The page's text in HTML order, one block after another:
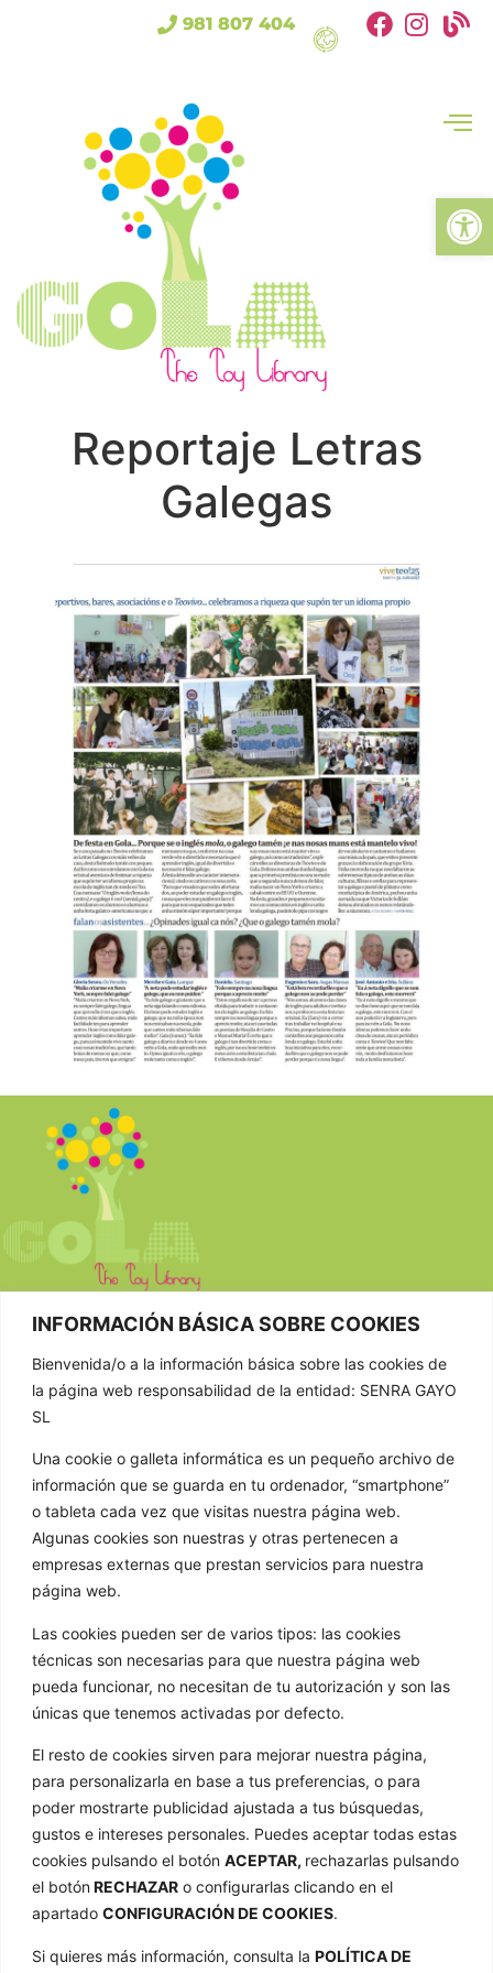
Abrir
INFORMACIÓN BÁSICA SOBRE COOKIES
Bienvenida/o a la información básica sobre las cookies de
la página web responsabilidad de la entidad: SENRA GAYO
SL
Una cookie o galleta informática es un pequeño archivo de
información que se guarda en tu ordenador, “smartphone”
o tableta cada vez que visitas nuestra página web.
Algunas cookies son nuestras y otras pertenecen a
empresas externas que prestan servicios para nuestra
página web.
Las cookies pueden ser de varios tipos: las cookies
técnicas son necesarias para que nuestra página web
pueda funcionar, no necesitan de tu autorización y son las
únicas que tenemos activadas por defecto.
El resto de cookies sirven para mejorar nuestra página,
para personalizarla en base a tus preferencias, o para
poder mostrarte publicidad ajustada a tus búsquedas,
gustos e intereses personales. Puedes aceptar todas estas
cookies pulsando el botón ACEPTAR, rechazarlas pulsando
el botónRECHAZAR o configurarlas clicando en el
apartado CONFIGURACIÓN DE COOKIES.
Si quieres más información, consulta la POLÍTICA DE
981 807 404
Reportaje Letras
Galegas
CONTACTAR
603 652 555
info@golathetoylibrary.com
Trav de Cacheiras 64, Cacheiras
15886 Teo A Coruña
GOLA
Nuestros formatos
Noticias
Galería de imágenes
Contacto
ENLACES
Aviso Legal
Política de privacidad
Política de cookies
Declaración de accesibilidad